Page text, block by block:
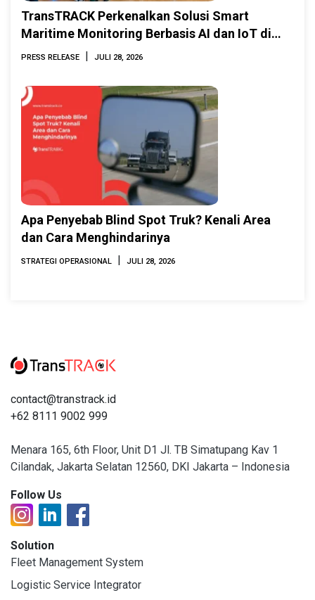
TransTRACK Perkenalkan Solusi Smart
Maritime Monitoring Berbasis AI dan IoT di
INAMARINE 2026
PRESS RELEASE | JULI 28, 2026
Apa Penyebab Blind Spot Truk? Kenali Area
dan Cara Menghindarinya
STRATEGI OPERASIONAL | JULI 28, 2026
contact@transtrack.id
+62 8111 9002 999
Menara 165, 6th Floor, Unit D1 Jl. TB Simatupang Kav 1
Cilandak, Jakarta Selatan 12560, DKI Jakarta – Indonesia
Follow Us
Solution
Fleet Management System
Logistic Service Integrator